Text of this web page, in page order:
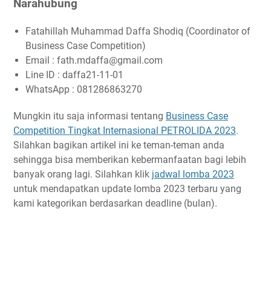
Narahubung
Fatahillah Muhammad Daffa Shodiq (Coordinator of
Business Case Competition)
Email : fath.mdaffa@gmail.com
Line ID : daffa21-11-01
WhatsApp : 081286863270
Mungkin itu saja informasi tentang Business Case
Competition Tingkat Internasional PETROLIDA 2023.
Silahkan bagikan artikel ini ke teman-teman anda
sehingga bisa memberikan kebermanfaatan bagi lebih
banyak orang lagi. Silahkan klik jadwal lomba 2023
untuk mendapatkan update lomba 2023 terbaru yang
kami kategorikan berdasarkan deadline (bulan).